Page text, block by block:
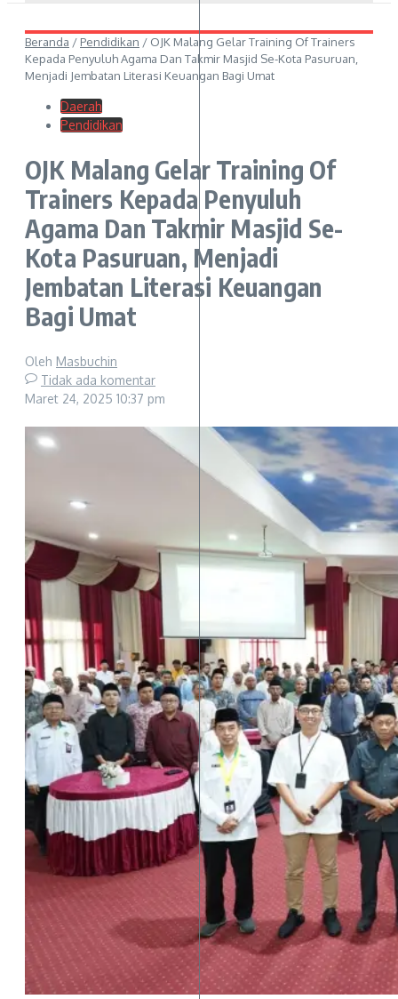
Beranda / Pendidikan / OJK Malang Gelar Training Of Trainers
Kepada Penyuluh Agama Dan Takmir Masjid Se-Kota Pasuruan,
Menjadi Jembatan Literasi Keuangan Bagi Umat
Daerah
Pendidikan
OJK Malang Gelar Training Of
Trainers Kepada Penyuluh
Agama Dan Takmir Masjid Se-
Kota Pasuruan, Menjadi
Jembatan Literasi Keuangan
Bagi Umat
Oleh Masbuchin
Tidak ada komentar
Maret 24, 2025 10:37 pm